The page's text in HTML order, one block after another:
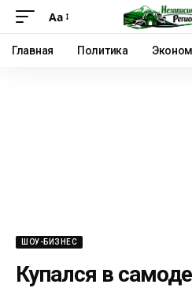
Аа
Главная Политика
ШОУ-БИЗНЕС
Купался в